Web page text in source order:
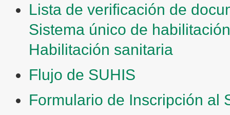
Lista de verificación de
Sistema único de
Habilitación sanitaria
Flujo de SUHIS
Formulario de Inscripción al